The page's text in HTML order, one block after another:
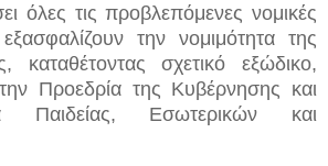
όλες τις προβλεπόμενες νομικές
την νομιμότητα της
καταθέτοντας σχετικό εξώδικο,
Προεδρία της Κυβέρνησης και
Παιδείας, Εσωτερικών και